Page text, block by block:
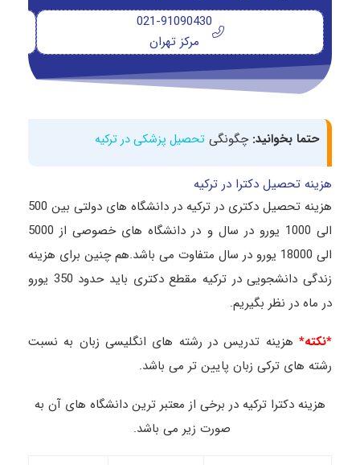
021-91090430
مرکز تهران
حتما بخوانید: چگونگی تحصیل پزشکی در ترکیه
هزینه تحصیل دکترا در ترکیه
هزینه تحصیل دکتری در ترکیه در دانشگاه های دولتی بین 500
الی 1000 یورو در سال و در دانشگاه های خصوصی از 5000
الی 18000 یورو در سال متفاوت می باشد.هم چنین برای هزینه
زندگی دانشجویی در ترکیه مقطع دکتری باید حدود 350 یورو
در ماه در نظر بگیریم.
*نکته* هزینه تدریس در رشته های انگلیسی زبان به نسبت
رشته های ترکی زبان پایین تر می باشد.
هزینه دکترا ترکیه در برخی از معتبر ترین دانشگاه های آن به
صورت زیر می باشد.